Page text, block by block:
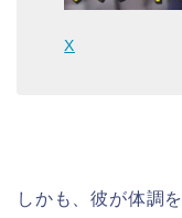
X
しかも、彼が体調